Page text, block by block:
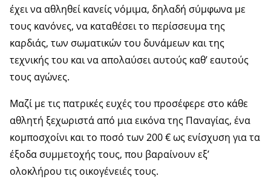
έχει να αθληθεί κανείς νόμιμα, δηλαδή σύμφωνα με
τους κανόνες, να καταθέσει το περίσσευμα της
καρδιάς, των σωματικών του δυνάμεων και της
τεχνικής του και να απολαύσει αυτούς καθ’ εαυτούς
τους αγώνες.
Μαζί με τις πατρικές ευχές του προσέφερε στο κάθε
αθλητή ξεχωριστά από μια εικόνα της Παναγίας, ένα
κομποσχοίνι και το ποσό των 200 € ως ενίσχυση για τα
έξοδα συμμετοχής τους, που βαραίνουν εξ’
ολοκλήρου τις οικογένειές τους.